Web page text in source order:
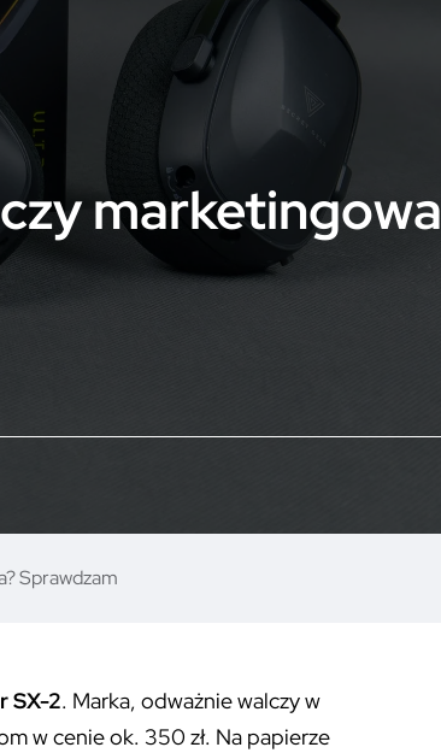
marketingowa
Sprawdzam
SX-2. Marka, odważnie walczy w
w cenie ok. 350 zł. Na papierze